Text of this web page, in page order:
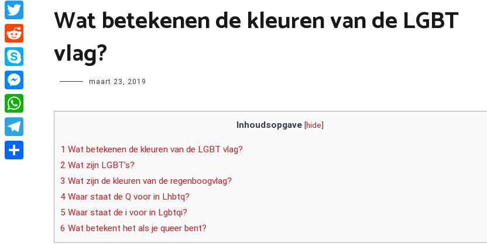
Wat betekenen de kleuren van de LGBT
vlag?
Author maart 23, 2019
Inhoudsopgave [hide]
1 Wat betekenen de kleuren van de LGBT vlag?
2 Wat zijn LGBT’s?
3 Wat zijn de kleuren van de regenboogvlag?
4 Waar staat de Q voor in Lhbtq?
5 Waar staat de i voor in Lgbtqi?
6 Wat betekent het als je queer bent?
Facebook
Twitter
Reddit
Skype
Messenger
WhatsApp
Telegram